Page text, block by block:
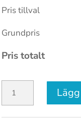
Pris tillval
Grundpris
Pris totalt
s60